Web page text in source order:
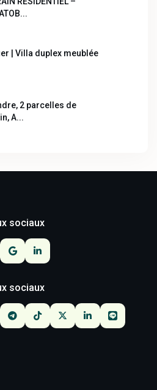
| Villa duplex meublée
2 parcelles de
A...
sociaux
sociaux